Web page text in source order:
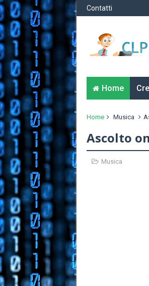
Contatti
Home
Home Musica
Ascolto
Musica